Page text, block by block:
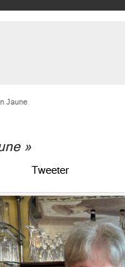
Jaune
»
Tweeter